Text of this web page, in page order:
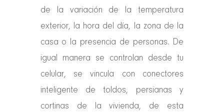
de la variación de la temperatura
exterior, la hora del día, la zona de la
casa o la presencia de personas. De
igual manera se controlan desde tu
celular, se vincula con conectores
inteligente de toldos, persianas y
cortinas de la vivienda, de esta